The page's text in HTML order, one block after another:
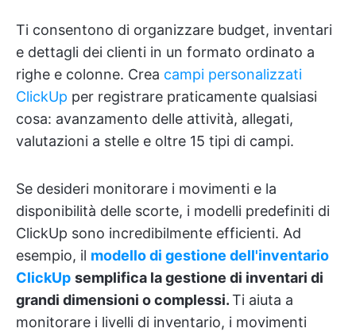
Ti consentono di organizzare budget, inventari
e dettagli dei clienti in un formato ordinato a
righe e colonne. Crea campi personalizzati
ClickUp per registrare praticamente qualsiasi
cosa: avanzamento delle attività, allegati,
valutazioni a stelle e oltre 15 tipi di campi.
Se desideri monitorare i movimenti e la
disponibilità delle scorte, i modelli predefiniti di
ClickUp sono incredibilmente efficienti. Ad
esempio, il modello di gestione dell'inventario
ClickUp semplifica la gestione di inventari di
grandi dimensioni o complessi.Ti aiuta a
monitorare i livelli di inventario, i movimenti